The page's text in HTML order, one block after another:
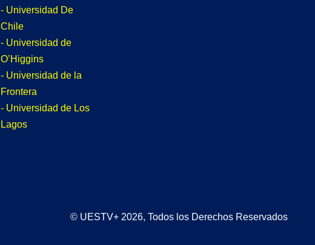
- Universidad De
Chile
- Universidad de
O’Higgins
- Universidad de la
Frontera
- Universidad de Los
Lagos
© UESTV+ 2026, Todos los Derechos Reservados